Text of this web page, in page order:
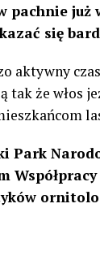
pachnie
się
aktywny
tak że włos
Park